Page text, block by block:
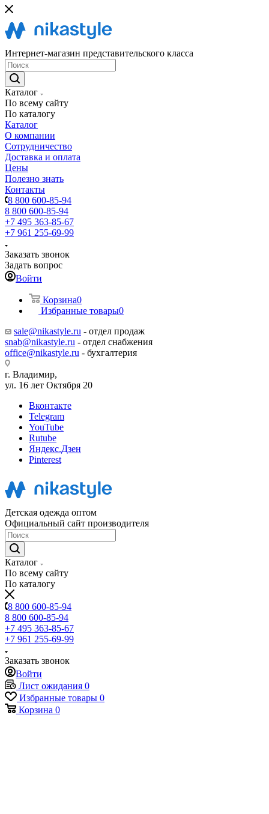
Интернет-магазин представительского класса
Каталог
По всему сайту
По каталогу
Каталог
О компании
Сотрудничество
Доставка и оплата
Цены
Полезно знать
Контакты
8 800 600-85-94
8 800 600-85-94
+7 495 363-85-67
+7 961 255-69-99
Заказать звонок
Задать вопрос
Войти
Корзина0
Избранные товары0
sale@nikastyle.ru - отдел продаж
snab@nikastyle.ru - отдел снабжения
office@nikastyle.ru - бухгалтерия
г. Владимир,
ул. 16 лет Октября 20
Вконтакте
Telegram
YouTube
Rutube
Яндекс.Дзен
Pinterest
Детская одежда оптом
Официальный сайт производителя
Каталог
По всему сайту
По каталогу
8 800 600-85-94
8 800 600-85-94
+7 495 363-85-67
+7 961 255-69-99
Заказать звонок
Войти
Лист ожидания 0
Избранные товары 0
Корзина 0